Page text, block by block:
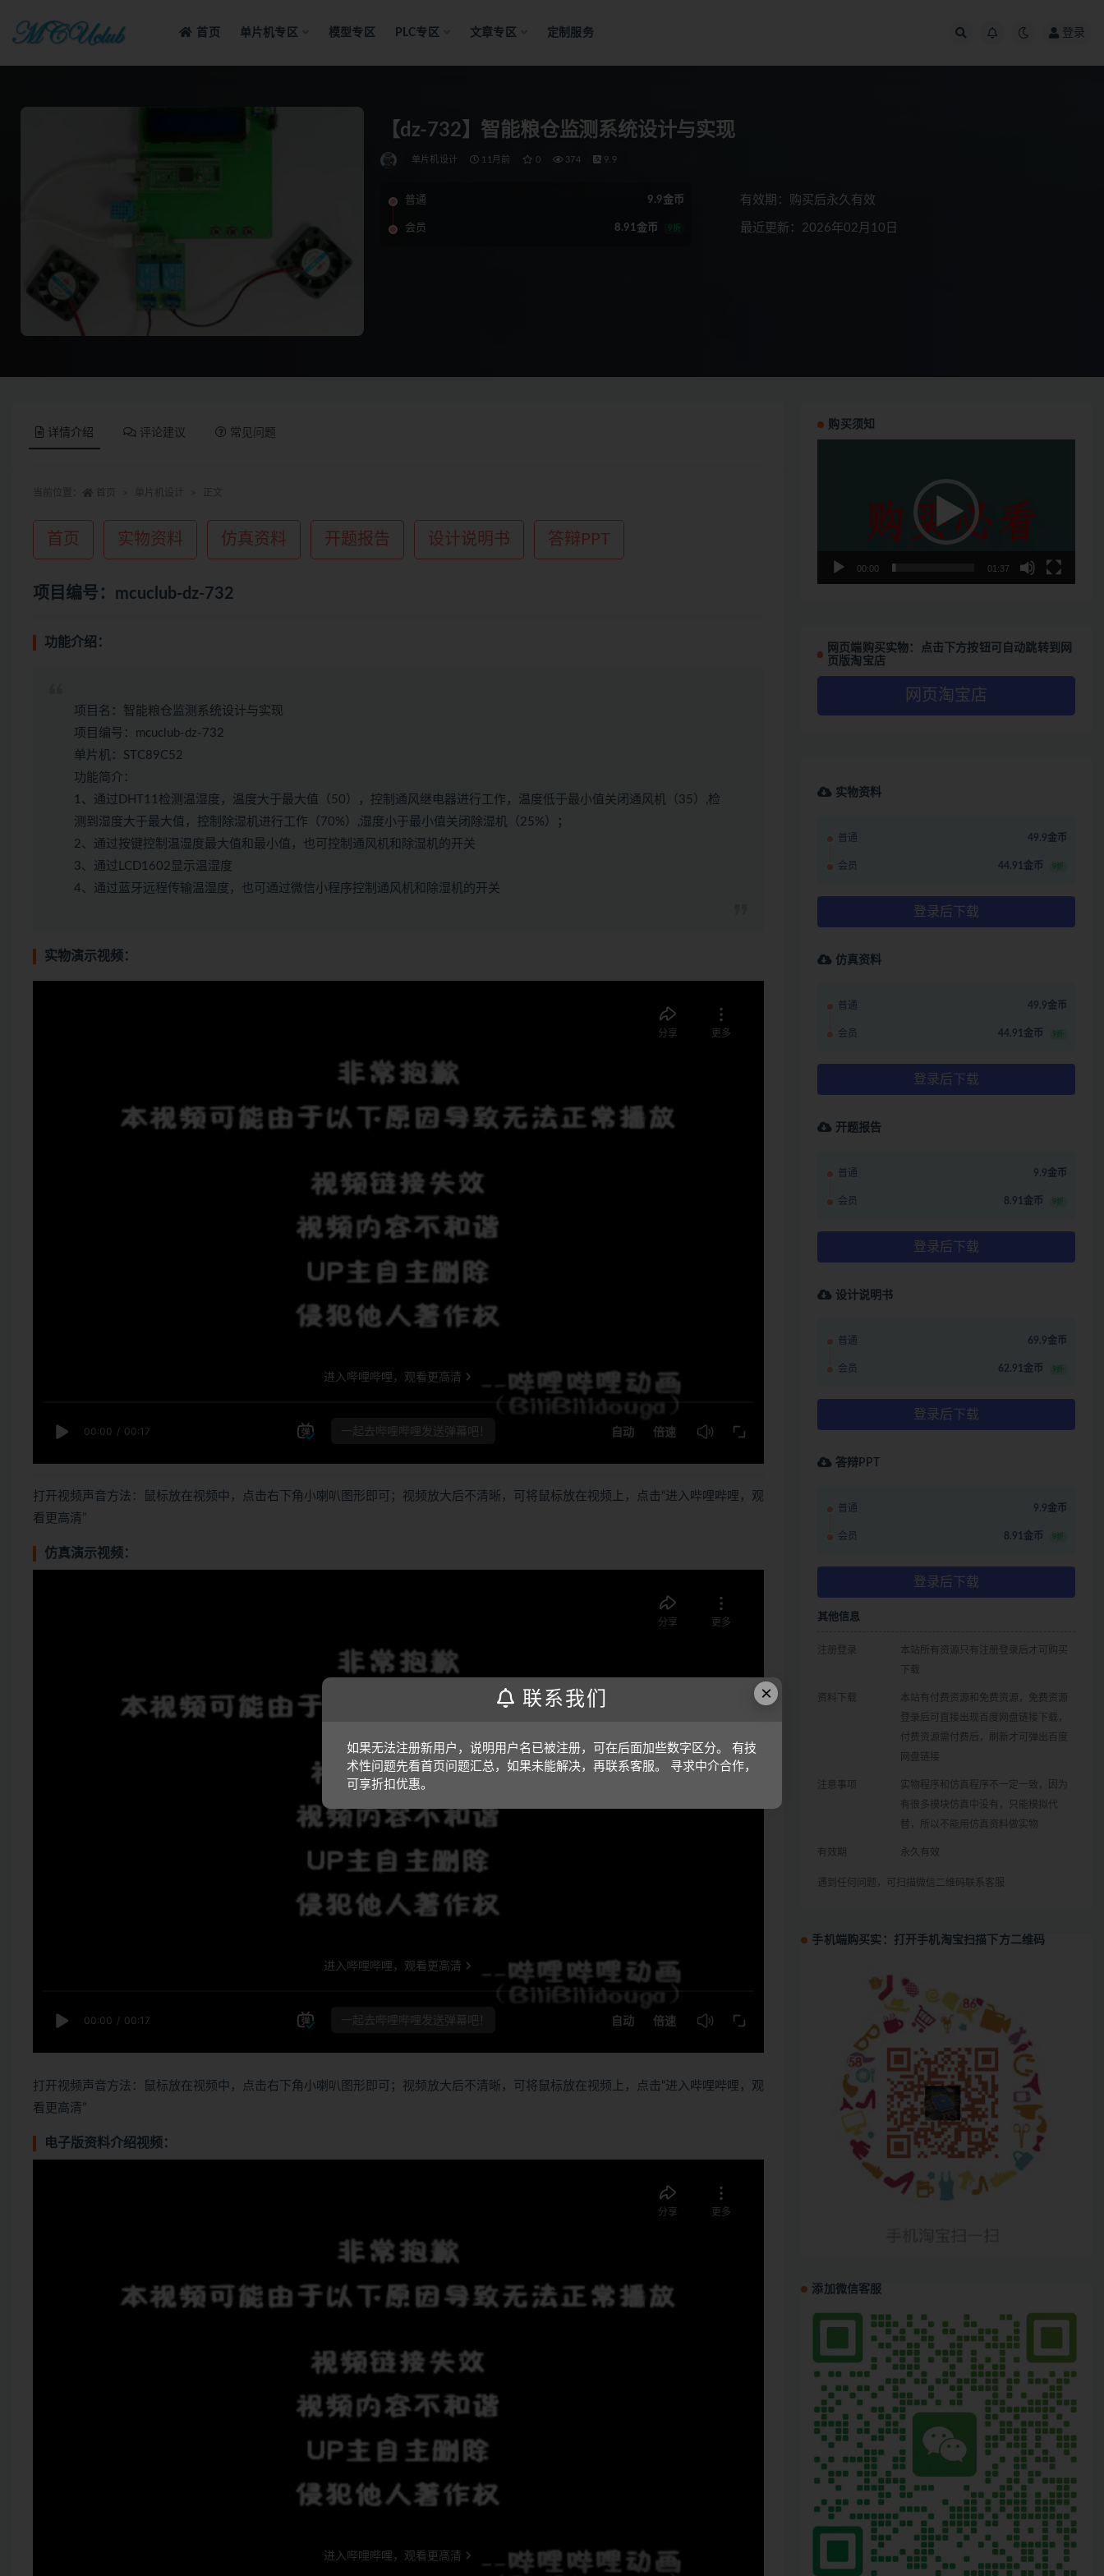
首页 单片机专区 模型专区 PLC专区 文章专区 定制服务 登录
【dz-732】智能粮仓监测系统设计与实现
单片机设计 11月前 0 374 9.9
普通 9.9金币
会员 8.91金币 9折
有效期：购买后永久有效
最近更新：2026年02月10日
详情介绍 评论建议 常见问题
首页 实物资料 仿真资料 开题报告 设计说明书 答辩PPT
项目编号：mcuclub-dz-732
功能介绍：
项目名：智能粮仓监测系统设计与实现
项目编号：mcuclub-dz-732
单片机：STC89C52
功能简介：
1、通过DHT11检测温湿度，温度大于最大值（50），控制通风继电器进行工作，温度低于最小值关闭通风机（35）,检
测到湿度大于最大值，控制除湿机进行工作（70%）,湿度小于最小值关闭除湿机（25%）；
2、通过按键控制温湿度最大值和最小值，也可控制通风机和除湿机的开关
3、通过LCD1602显示温湿度
4、通过蓝牙远程传输温湿度，也可通过微信小程序控制通风机和除湿机的开关
实物演示视频：
打开视频声音方法：鼠标放在视频中，点击右下角小喇叭图形即可；视频放大后不清晰，可将鼠标放在视频上，点击“进入哔哩哔哩，观
看更高清”
仿真演示视频：
打开视频声音方法：鼠标放在视频中，点击右下角小喇叭图形即可；视频放大后不清晰，可将鼠标放在视频上，点击“进入哔哩哔哩，观
看更高清”
电子版资料介绍视频：
购买须知
00:00 01:37
网页端购买实物：点击下方按钮可自动跳转到网
页版淘宝店
网页淘宝店
实物资料
普通 49.9金币
会员 44.91金币 9折
登录后下载
仿真资料
普通 49.9金币
会员 44.91金币 9折
登录后下载
开题报告
普通 9.9金币
会员 8.91金币 9折
登录后下载
设计说明书
普通 69.9金币
会员 62.91金币 9折
登录后下载
答辩PPT
普通 9.9金币
会员 8.91金币 9折
登录后下载
其他信息
注册登录
本站所有资源只有注册登录后才可购买
下载
资料下载
本站有付费资源和免费资源，免费资源
登录后可直接出现百度网盘链接下载，
付费资源需付费后，刷新才可弹出百度
网盘链接
注意事项
实物程序和仿真程序不一定一致，因为
有很多模块仿真中没有，只能模拟代
替，所以不能用仿真资料做实物
有效期 永久有效
遇到任何问题，可扫描微信二维码联系客服
手机端购买实：打开手机淘宝扫描下方二维码
添加微信客服
×
联系我们
如果无法注册新用户，说明用户名已被注册，可在后面加些数字区分。 有技
术性问题先看首页问题汇总，如果未能解决，再联系客服。 寻求中介合作，
可享折扣优惠。